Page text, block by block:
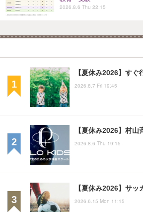
2026.8.6 Thu 22:15
【夏休み2026】す
2026.8.7 Fri 19:45
【夏休み2026】村
2026.8.6 Thu 19:15
【夏休み2026】サ
2026.6.15 Mon 11:15